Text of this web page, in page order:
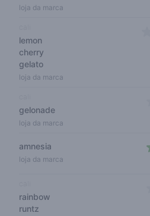
loja da marca
lemon
cherry
gelato
loja da marca
gelonade
loja da marca
amnesia
loja da marca
rainbow
runtz